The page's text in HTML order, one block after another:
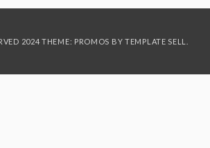
2024 THEME: PROMOS BY TEMPLATE SELL